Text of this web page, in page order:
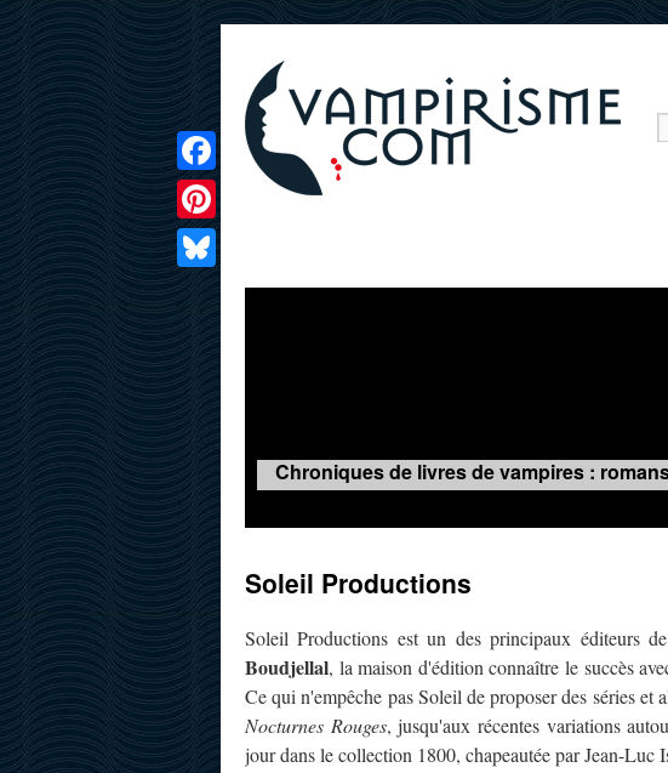
Chroniques de livres de vampires :
Soleil Productions
Soleil Productions est un des principaux éditeurs
Boudjellal, la maison d'édition connaître le succès
Ce qui n'empêche pas Soleil de proposer des séries
Nocturnes Rouges, jusqu'aux récentes variations
jour dans le collection 1800, chapeautée par Jean-Luc
Facebook
Pinterest
Bluesky